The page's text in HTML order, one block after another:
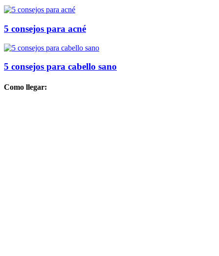
5 consejos para acné
5 consejos para cabello sano
Como llegar: